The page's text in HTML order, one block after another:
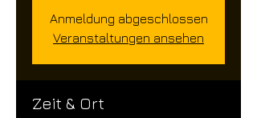
Anmeldung abgeschlossen
Veranstaltungen ansehen
Zeit & Ort